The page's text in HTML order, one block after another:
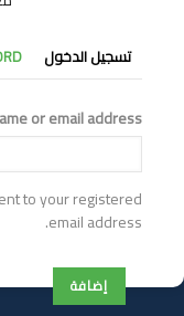
التبويبات
الأساسية
تسجيل الدخول
or email address
to your registered
email address.